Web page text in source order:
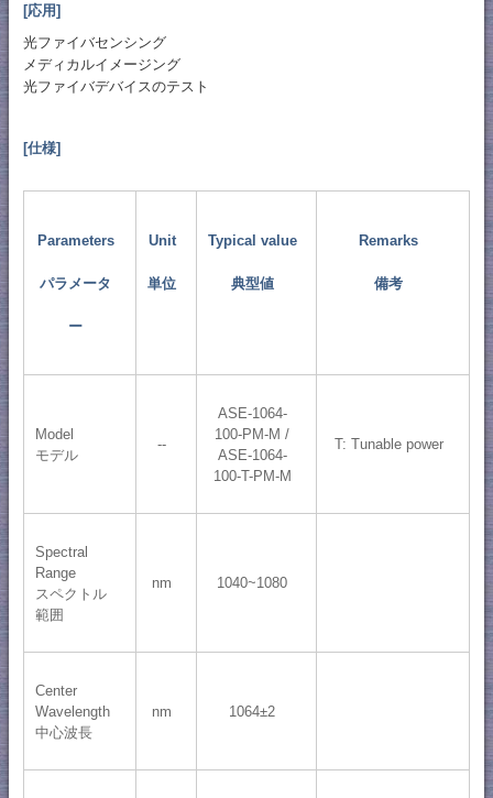
[応用]
光ファイバセンシング
メディカルイメージング
光ファイバデバイスのテスト
[仕様]
Parameters
パラメータ
ー
Unit
単位
Typical value
典型値
Remarks
備考
Model
モデル
--
ASE-1064-
100-PM-M /
ASE-1064-
100-T-PM-M
T: Tunable power
Spectral
Range
スペクトル
範囲
nm 1040~1080
Center
Wavelength
中心波長
nm 1064±2